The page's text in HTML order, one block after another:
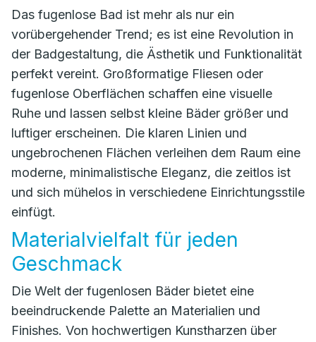
Das fugenlose Bad ist mehr als nur ein
vorübergehender Trend; es ist eine Revolution in
der Badgestaltung, die Ästhetik und Funktionalität
perfekt vereint. Großformatige Fliesen oder
fugenlose Oberflächen schaffen eine visuelle
Ruhe und lassen selbst kleine Bäder größer und
luftiger erscheinen. Die klaren Linien und
ungebrochenen Flächen verleihen dem Raum eine
moderne, minimalistische Eleganz, die zeitlos ist
und sich mühelos in verschiedene Einrichtungsstile
einfügt.
Materialvielfalt für jeden
Geschmack
Die Welt der fugenlosen Bäder bietet eine
beeindruckende Palette an Materialien und
Finishes. Von hochwertigen Kunstharzen über